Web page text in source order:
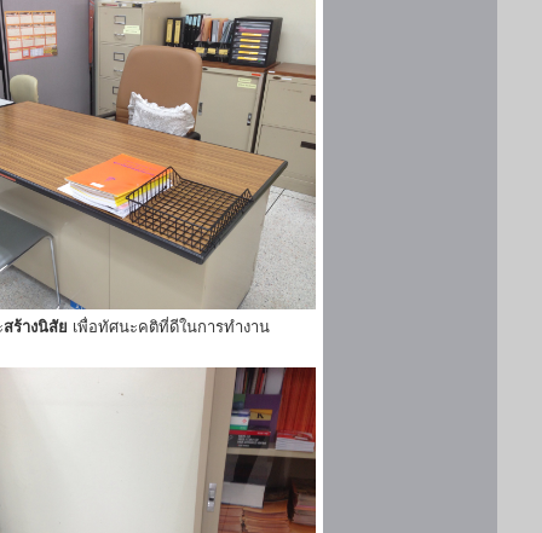
สร้างนิสัย เพื่อทัศนะคติที่ดีในการทำงาน